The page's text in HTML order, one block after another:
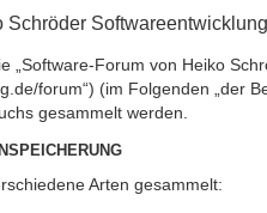
Schröder
„Software-Forum von Heiko
forum“) (im Folgenden „der
gesammelt werden.
Arten gesammelt: